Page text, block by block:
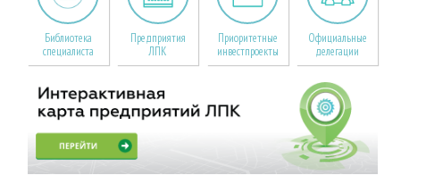
Библиотека
специалиста
Предприятия
ЛПК
Приоритетные
инвестпроекты
Официальные
делегации